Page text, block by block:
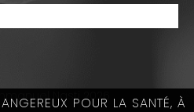
POUR LA SANTÉ, À
Nasti 2026